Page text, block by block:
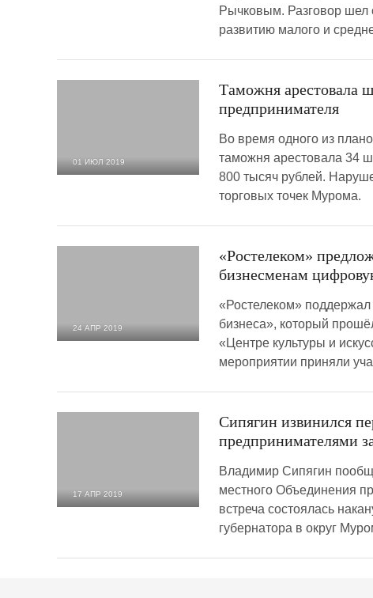
Рычковым. Разговор шел
развитию малого и
01 ИЮЛ 2019
Таможня арестовала
предпринимателя
Во время одного из
таможня арестовала 34
800 тысяч рублей.
торговых точек Мурома.
24 АПР 2019
«Ростелеком»
бизнесменам
«Ростелеком»
бизнеса», который
«Центре культуры и
мероприятии приняли
17 АПР 2019
Сипягин извинился
предпринимателями
Владимир Сипягин
местного Объединения
встреча состоялась
губернатора в округ